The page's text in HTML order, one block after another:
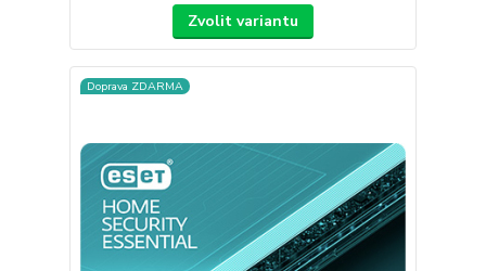
Zvolit variantu
Doprava ZDARMA